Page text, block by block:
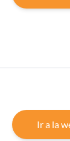
Ir a la